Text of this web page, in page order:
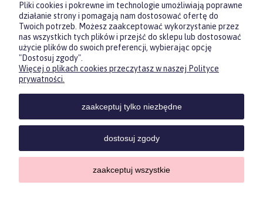
DOWIEDZ SIĘ WIĘCEJ
KONTAKTPOMOC MOJE
Sklep internetowy Shoper.pl
Zasubskrybuj nasz newsletter
i otrzymaj5% rabatu na pierwszyzakup.
Twój email
Pliki cookies i pokrewne im technologie umożliwiają poprawne
działanie strony i pomagają nam dostosować ofertę do
Twoich potrzeb. Możesz zaakceptować wykorzystanie przez
nas wszystkich tych plików i przejść do sklepu lub dostosować
użycie plików do swoich preferencji, wybierając opcję
"Dostosuj zgody".
Więcej o plikach cookies przeczytasz w naszej Polityce
prywatności.
zaakceptuj tylko niezbędne
dostosuj zgody
zaakceptuj wszystkie